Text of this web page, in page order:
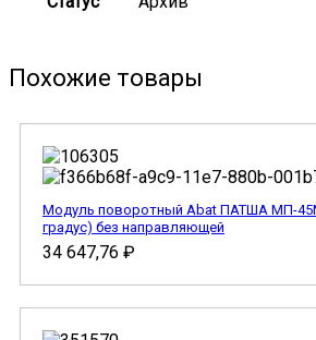
Похожие товары
Модуль поворотный Abat ПАТША МП-
градус) без направляющей
34 647,76 ₽